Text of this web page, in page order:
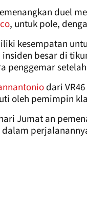
duel
, untuk pole,
kesempatan
besar di
penggemar
dari
oleh pemimpin
Jumat an
dalam